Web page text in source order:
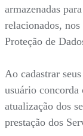
armazenadas
relacionados,
Proteção de
Ao cadastrar
usuário
atualização dos
prestação dos